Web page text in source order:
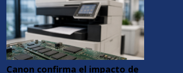
Canon confirma el impacto de